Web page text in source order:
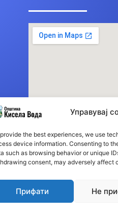
Управувај
the best experiences, we use
device information. Consenting to
such as browsing behavior or unique
consent, may adversely affect
Прифати Не